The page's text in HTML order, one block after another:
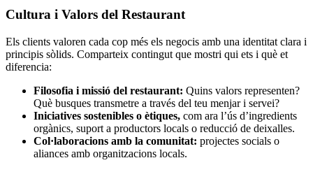
Cultura i Valors del Restaurant
Els clients valoren cada cop més els negocis amb una identitat clara i
principis sòlids. Comparteix contingut que mostri qui ets i què et
diferencia:
Filosofia i missió del restaurant: Quins valors representen?
Què busques transmetre a través del teu menjar i servei?
Iniciatives sostenibles o ètiques, com ara l’ús d’ingredients
orgànics, suport a productors locals o reducció de deixalles.
Col·laboracions amb la comunitat: projectes socials o
aliances amb organitzacions locals.